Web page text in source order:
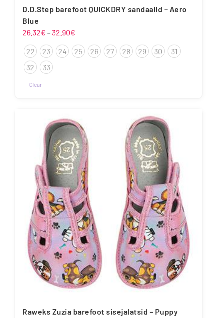
D.D.Step barefoot QUICKDRY sandaalid – Aero
Blue
26.32€ –32.90€
26.32€
kuni
22 23 24 25 26 27 28 29 30
31
32
33
Clear
varianti.
Valikuid
saab
teha
tootelehel.
Raweks Zuzia barefoot sisejalatsid – Puppy